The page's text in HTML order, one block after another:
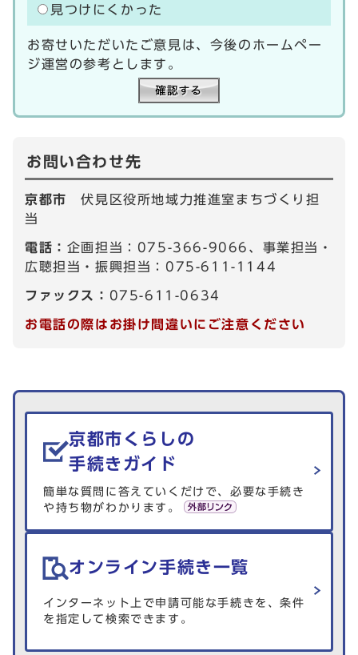
見つけにくかった
お寄せいただいたご意見は、今後のホームペー
ジ運営の参考とします。
お問い合わせ先
京都市伏見区役所地域力推進室まちづくり担
当
電話： 企画担当：075-366-9066、事業担当・
広聴担当・振興担当：075-611-1144
ファックス： 075-611-0634
お電話の際はお掛け間違いにご注意ください
生活情報を探す
京都市くらしの
手続きガイド
簡単な質問に答えていくだけで、必要な手続き
や持ち物がわかります。
オンライン手続き一覧
インターネット上で申請可能な手続きを、条件
を指定して検索できます。